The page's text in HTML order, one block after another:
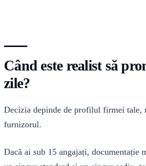
Când este realist să
zile?
Decizia depinde de profilul firmei tale,
furnizorul.
Dacă ai sub 15 angajați, documentație